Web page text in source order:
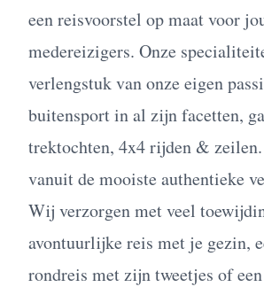
een reisvoorstel op maat voor
medereizigers. Onze
verlengstuk van onze eigen
buitensport in al zijn facetten,
trektochten, 4x4 rijden &
vanuit de mooiste authentieke
Wij verzorgen met veel
avontuurlijke reis met je gezin,
rondreis met zijn tweetjes of